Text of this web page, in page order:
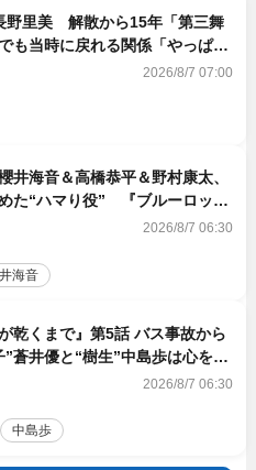
野里美 解散から15年「第三舞
も当時に戻れる関係「やっぱり
は違います」
2026/8/7 07:00
井海音＆高橋恭平＆野村康太、
た“ハマり役” 『ブルーロッ
最高のチームワーク2026/8/7 06:30
海音
乾くまで』第5話 バス事故から
蒼井優と“樹生”中島歩は心を許
に
2026/8/7 06:30
中島歩